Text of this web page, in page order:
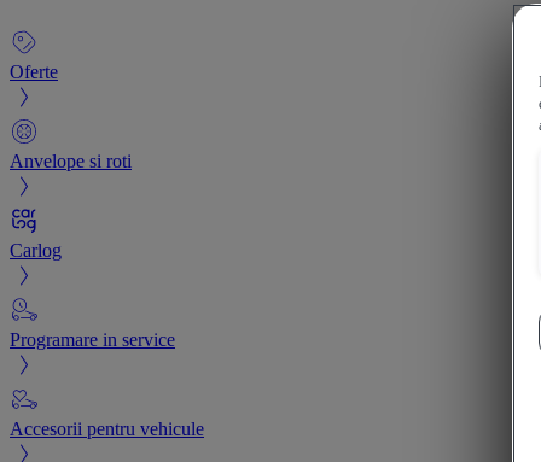
Oferte
Anvelope si roti
Carlog
Programare in service
Accesorii pentru vehicule